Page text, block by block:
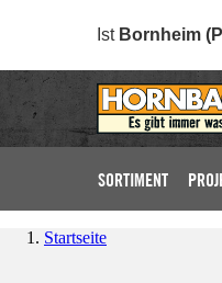
Ist Bornheim
SORTIMENT
Startseite